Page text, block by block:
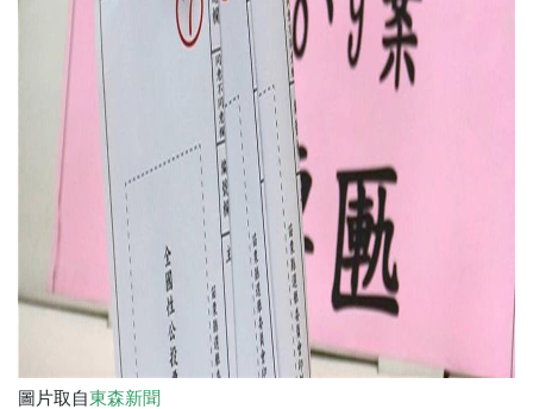
圖片取自東森新聞